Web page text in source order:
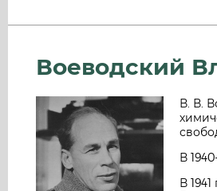
Воеводский
В. В.
В
В